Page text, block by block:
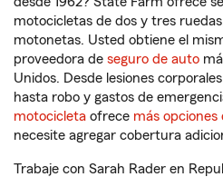
motocicletas de dos y tres
motonetas. Usted obtiene el
proveedora de seguro de auto
Unidos. Desde lesiones
hasta robo y gastos de
motocicleta ofrece más
necesite agregar cobertura
Trabaje con Sarah Rader en